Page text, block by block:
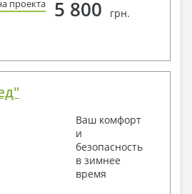
проекта 5 800 грн.
Ваш комфорт
и
безопасность
в зимнее
время